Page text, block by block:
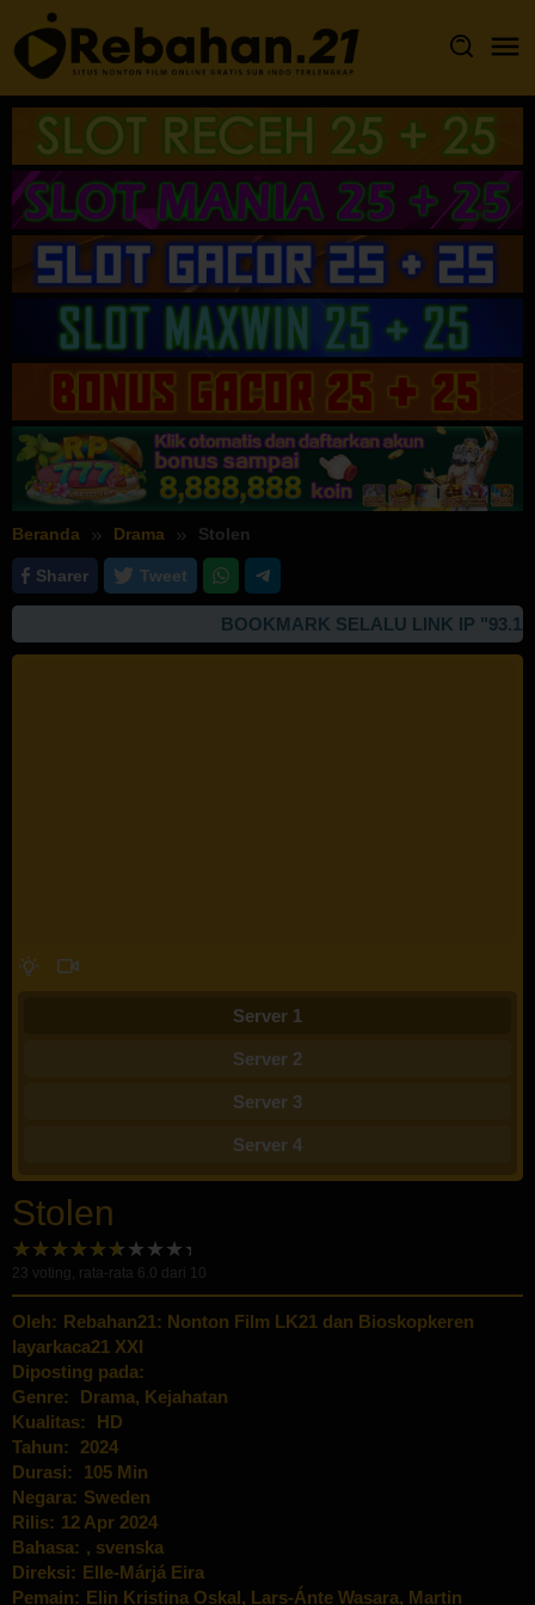
Loncat
ke
konten
Beranda Drama Stolen
Sharer Tweet
BOOKMARK SELALU LINK IP
Server 1
Server 2
Server 3
Server 4
Stolen
23 voting, rata-rata 6.0 dari 10
Oleh: Rebahan21: Nonton Film LK21 dan Bioskopkeren
layarkaca21 XXI
Diposting pada:
Genre:
Drama, Kejahatan
Kualitas:
HD
Tahun:
2024
Durasi:
105 Min
Negara: Sweden
Rilis: 12 Apr 2024
Bahasa: , svenska
Direksi: Elle-Márjá Eira
Pemain: Elin Kristina Oskal, Lars-Ánte Wasara, Martin